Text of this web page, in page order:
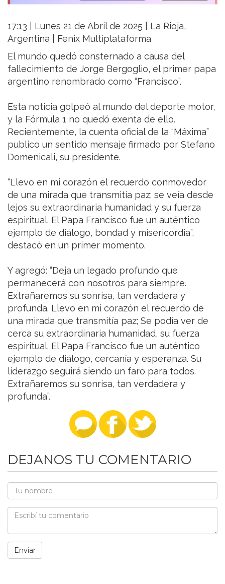
17:13 | Lunes 21 de Abril de 2025 | La Rioja,
Argentina | Fenix Multiplataforma
El mundo quedó consternado a causa del
fallecimiento de Jorge Bergoglio, el primer papa
argentino renombrado como “Francisco”.
Esta noticia golpeó al mundo del deporte motor,
y la Fórmula 1 no quedó exenta de ello.
Recientemente, la cuenta oficial de la “Máxima”
publico un sentido mensaje firmado por Stefano
Domenicali, su presidente.
“Llevo en mi corazón el recuerdo conmovedor
de una mirada que transmitía paz; se veía desde
lejos su extraordinaria humanidad y su fuerza
espiritual. El Papa Francisco fue un auténtico
ejemplo de diálogo, bondad y misericordia”,
destacó en un primer momento.
Y agregó: “Deja un legado profundo que
permanecerá con nosotros para siempre.
Extrañaremos su sonrisa, tan verdadera y
profunda. Llevo en mi corazón el recuerdo de
una mirada que transmitía paz; Se podía ver de
cerca su extraordinaria humanidad, su fuerza
espiritual. El Papa Francisco fue un auténtico
ejemplo de diálogo, cercanía y esperanza. Su
liderazgo seguirá siendo un faro para todos.
Extrañaremos su sonrisa, tan verdadera y
profunda”.
DEJANOS TU COMENTARIO